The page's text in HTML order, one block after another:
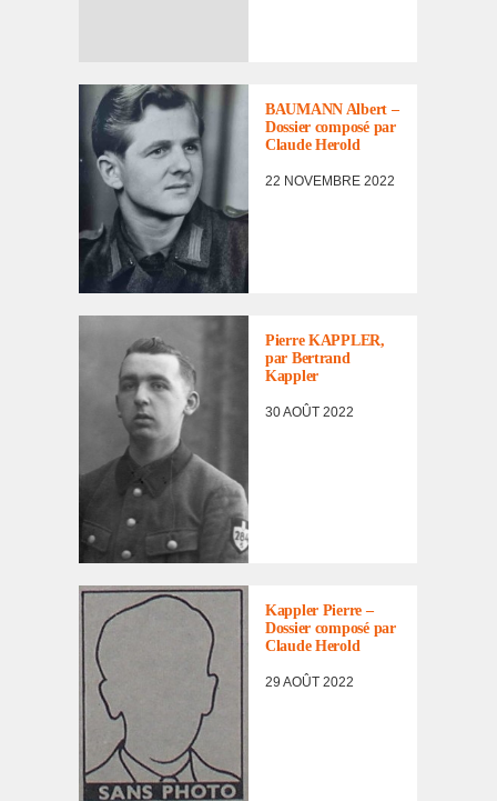
PORTRAITS ,
PORTRAITS
D'INCORPORÉS
DE
FORCE/DÉPORTÉS
MILITAIRES
BAUMANN Albert –
Dossier composé par
Claude Herold
22 NOVEMBRE 2022
LE LIVRE DU
SOUVENIR ,
LISTE DES NON
RENTRÉS
Pierre KAPPLER,
par Bertrand
Kappler
30 AOÛT 2022
LISTE DES NON
RENTRÉS
Kappler Pierre –
Dossier composé par
Claude Herold
29 AOÛT 2022